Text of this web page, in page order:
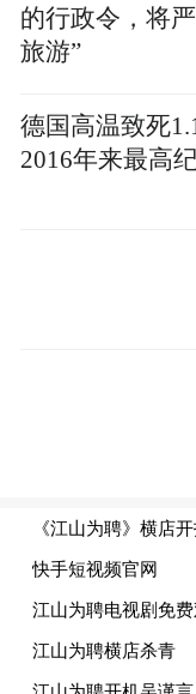
尾造型利落飒
从孤女逆袭成
束发金冠、异
血帝王英寡的
“君臣博弈”张
的行政令，将
旅游”
德国高温致死
2016年来最高